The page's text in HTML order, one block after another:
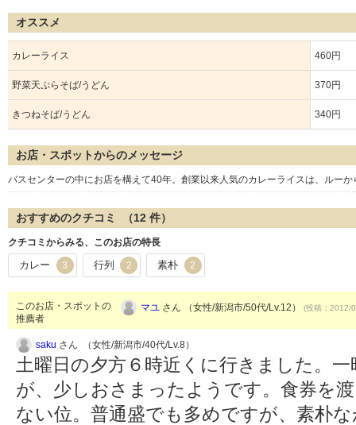
オススメ
カレーライス 460円
野菜天ぷらそば/うどん 370円
きつねそば/うどん 340円
お店・スポットからのメッセージ
バスセンターの中にお店を構えて40年。創業以来人気のカレーライスは、ルー
おすすめのクチコミ （12 件）
クチコミからみる、このお店の特長
カレー 3 行列 2 素朴 2
このお店・スポットの
推薦者
マユ さん （女性/新潟市/50代/Lv.12） (投稿：2012/
saku さん （女性/新潟市/40代/Lv.8）
土曜日の夕方６時近くに行きました。
が、少しおさまったようです。食券を
ない位。普通盛でも多めですが、素朴